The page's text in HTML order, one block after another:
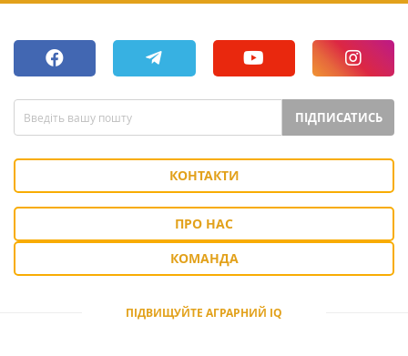
ПІДПИСАТИСЬ
КОНТАКТИ
ПРО НАС
КОМАНДА
ПІДВИЩУЙТЕ АГРАРНИЙ IQ